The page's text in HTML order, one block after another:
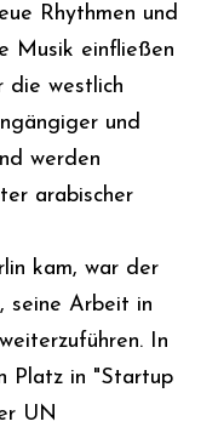
Rhythmen und
Musik einfließen
die westlich
und
werden
arabischer
kam, war der
seine Arbeit in
In
Platz in "Startup
UN